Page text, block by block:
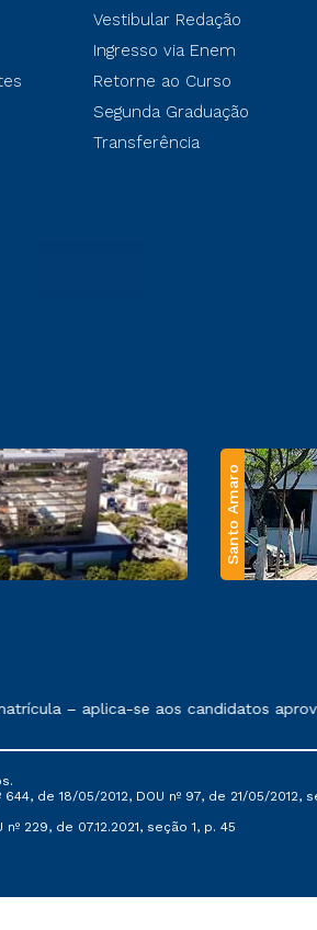
Vestibular Redação
Ingresso via Enem
Retorne ao Curso
Segunda Graduação
Transferência
Santo Amaro
prestação de serviços.
– aplica-se aos candidatos
de 18/05/2012, DOU nº 97, de 21/05/2012,
229, de 07.12.2021, seção 1, p. 45